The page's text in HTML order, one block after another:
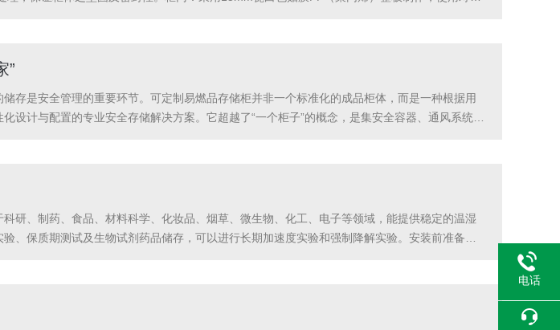
”
存是安全管理的重要环节。可定制易燃品存储柜并非一个标准化的成品柜体，而是一种根据用
设计与配置的专业安全存储解决方案。它超越了“一个柜子”的概念，是集安全容器、通风系统、
研、制药、食品、材料科学、化妆品、烟草、微生物、化工、电子等领域，能提供稳定的温湿
、保质期测试及生物试剂药品储存，可以进行长期加速度实验和强制降解实验。安装前准备：‌
电话